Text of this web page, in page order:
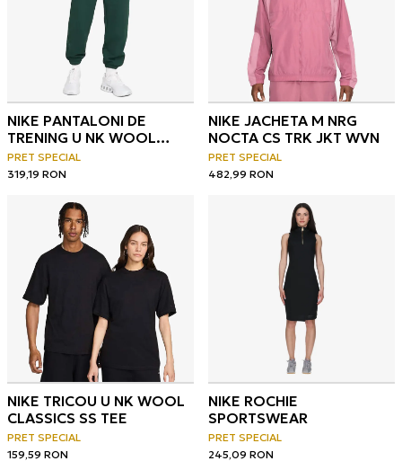
NIKE PANTALONI DE
TRENING U NK WOOL
CLASSICS FLC PANT
PRET SPECIAL
319,19 RON
NIKE JACHETA M NRG
NOCTA CS TRK JKT WVN
PRET SPECIAL
482,99 RON
NIKE TRICOU U NK WOOL
CLASSICS SS TEE
PRET SPECIAL
159,59 RON
NIKE ROCHIE
SPORTSWEAR
PRET SPECIAL
245,09 RON